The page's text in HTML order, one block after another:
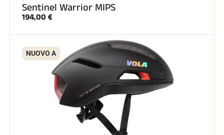
Sentinel Warrior MIPS
194,00 €
NUOVO A